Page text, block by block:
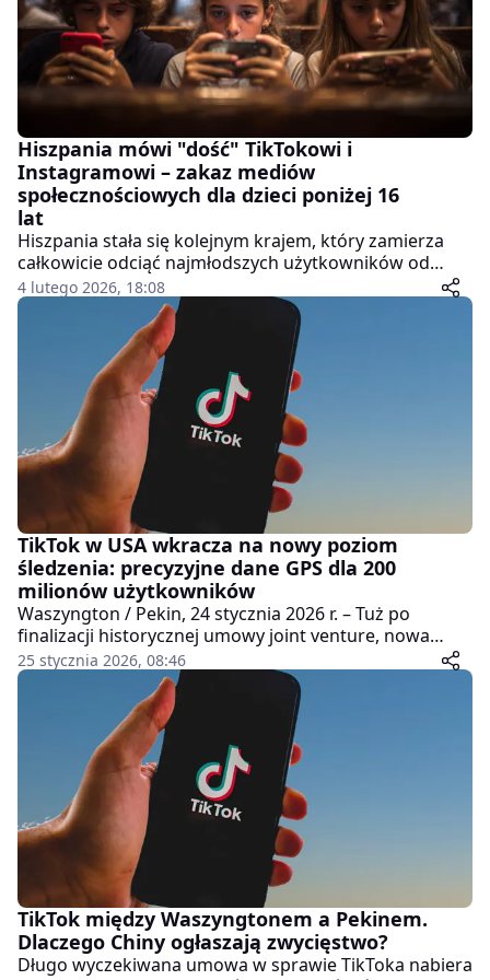
Hiszpania mówi "dość" TikTokowi i
Instagramowi – zakaz mediów
społecznościowych dla dzieci poniżej 16
lat
Hiszpania stała się kolejnym krajem, który zamierza
całkowicie odciąć najmłodszych użytkowników od
mediów społecznościowych. Premier Pedro Sánchez
ogłosił we wtorek podczas Światowego Szczytu
Rządów w Dubaju, że rząd przygotowuje zakaz
korzystania z platform takich jak TikTok, Instagram,
Snapchat czy YouTube dla wszystkich osób poniżej 16.
roku życia.
4 lutego 2026, 18:08
TikTok w USA wkracza na nowy poziom
śledzenia: precyzyjne dane GPS dla 200
milionów użytkowników
Waszyngton / Pekin, 24 stycznia 2026 r. – Tuż po
finalizacji historycznej umowy joint venture, nowa
amerykańska spółka TikToka (TikTok USDS Joint
Venture LLC) zaktualizowała politykę prywatności – i to
w sposób, który wzbudza spore kontrowersje. Od
teraz aplikacja może zbierać dokładne dane o
lokalizacji (precyzyjne GPS) od ponad 200 milionów
amerykańskich użytkowników – wcześniej ograniczała
się do przybliżonych informacji.
25 stycznia 2026, 08:46
TikTok między Waszyngtonem a Pekinem.
Dlaczego Chiny ogłaszają zwycięstwo?
Długo wyczekiwana umowa w sprawie TikToka nabiera